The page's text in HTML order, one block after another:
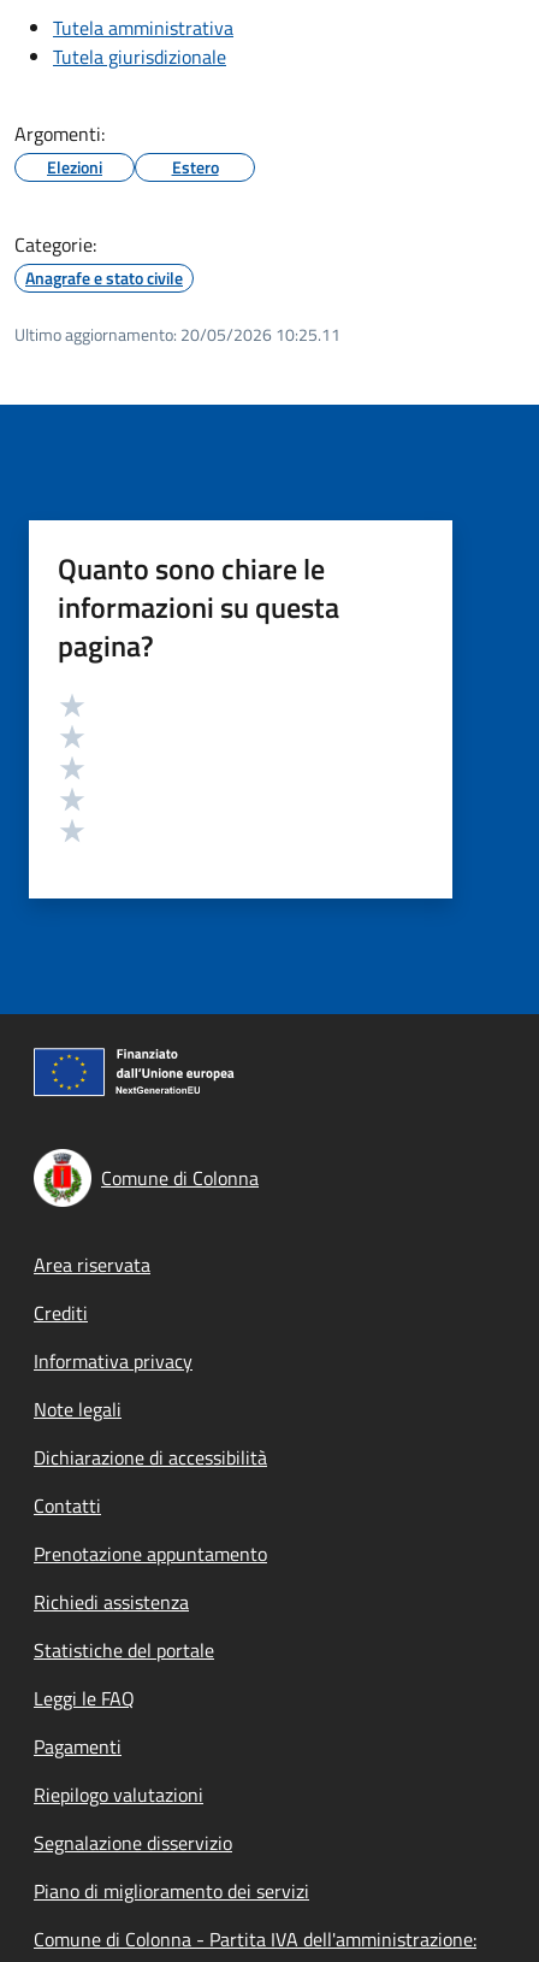
Tutela amministrativa
Tutela giurisdizionale
Argomenti:
Elezioni Estero
Categorie:
Anagrafe e stato civile
Ultimo aggiornamento: 20/05/2026 10:25.11
Quanto sono chiare le
informazioni su questa
pagina?
Valutazione
Comune di Colonna
Footer menu
Area riservata
Crediti
Informativa privacy
Note legali
Dichiarazione di accessibilità
Contatti
Prenotazione appuntamento
Richiedi assistenza
Statistiche del portale
Leggi le FAQ
Pagamenti
Riepilogo valutazioni
Segnalazione disservizio
Piano di miglioramento dei servizi
Comune di Colonna - Partita IVA dell'amministrazione: